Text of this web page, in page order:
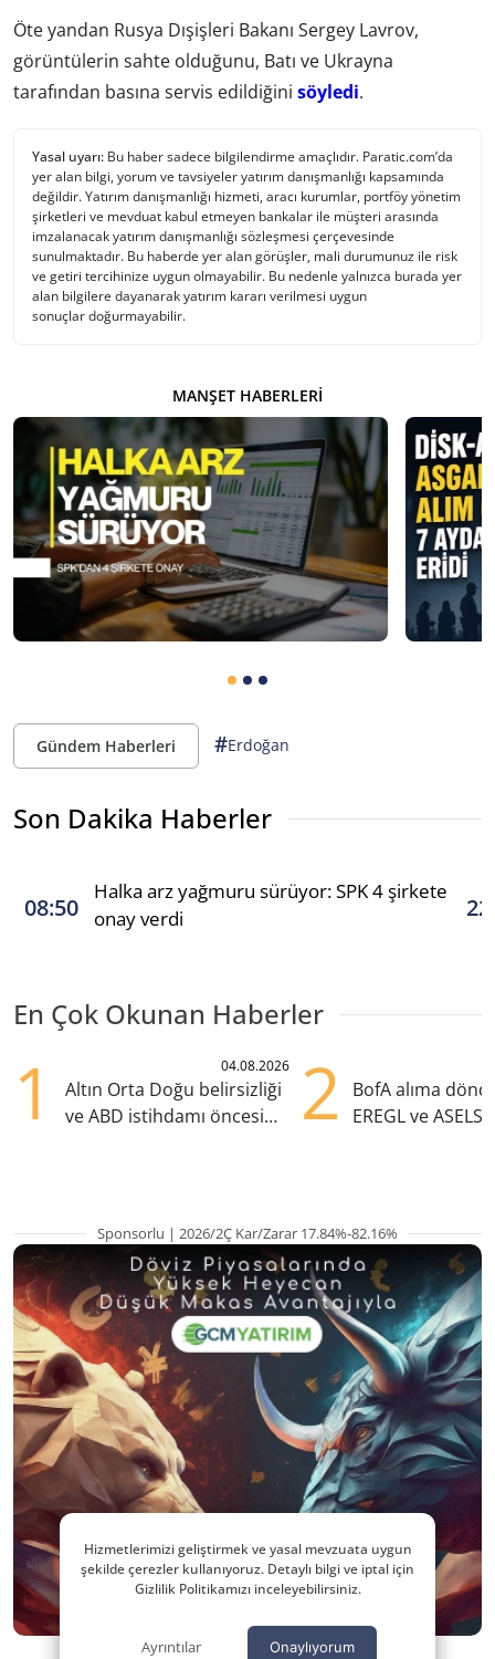
Öte yandan Rusya Dışişleri Bakanı Sergey Lavrov,
görüntülerin sahte olduğunu, Batı ve Ukrayna
tarafından basına servis edildiğini söyledi.
Yasal uyarı: Bu haber sadece bilgilendirme amaçlıdır. Paratic.com’da
yer alan bilgi, yorum ve tavsiyeler yatırım danışmanlığı kapsamında
değildir. Yatırım danışmanlığı hizmeti, aracı kurumlar, portföy yönetim
şirketleri ve mevduat kabul etmeyen bankalar ile müşteri arasında
imzalanacak yatırım danışmanlığı sözleşmesi çerçevesinde
sunulmaktadır. Bu haberde yer alan görüşler, mali durumunuz ile risk
ve getiri tercihinize uygun olmayabilir. Bu nedenle yalnızca burada yer
alan bilgilere dayanarak yatırım kararı verilmesi uygun
sonuçlar doğurmayabilir.
MANŞET HABERLERI
Gündem Haberleri #Erdoğan
Son Dakika Haberler
08:50
Halka arz yağmuru sürüyor: SPK 4 şirkete
onay verdi
En Çok Okunan Haberler
1 04.08.2026
Altın Orta Doğu belirsizliği
ve ABD istihdamı öncesi
2
BofA alıma
EREGL ve ASELS
Sponsorlu | 2026/2Ç Kar/Zarar 17.84%-82.16%
Hizmetlerimizi geliştirmek ve yasal mevzuata uygun
şekilde çerezler kullanıyoruz. Detaylı bilgi ve iptal için
Gizlilik Politikamızı inceleyebilirsiniz.
Ayrıntılar Onaylıyorum